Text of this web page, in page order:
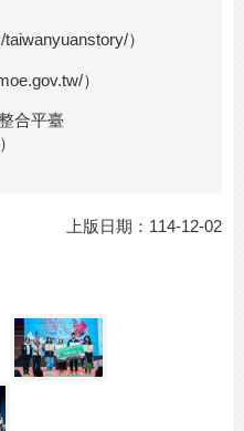
）
）
合平臺
上版日期：114-12-02